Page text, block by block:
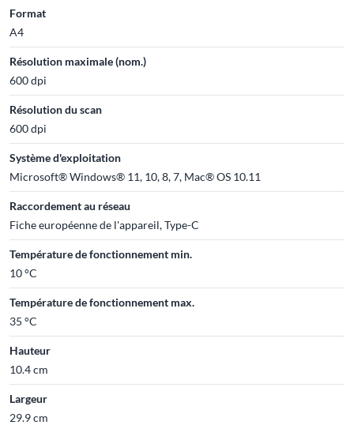
Format
A4
Résolution maximale (nom.)
600 dpi
Résolution du scan
600 dpi
Système d'exploitation
Microsoft® Windows® 11, 10, 8, 7, Mac® OS 10.11
Raccordement au réseau
Fiche européenne de l'appareil, Type-C
Température de fonctionnement min.
10 °C
Température de fonctionnement max.
35 °C
Hauteur
10.4 cm
Largeur
29.9 cm